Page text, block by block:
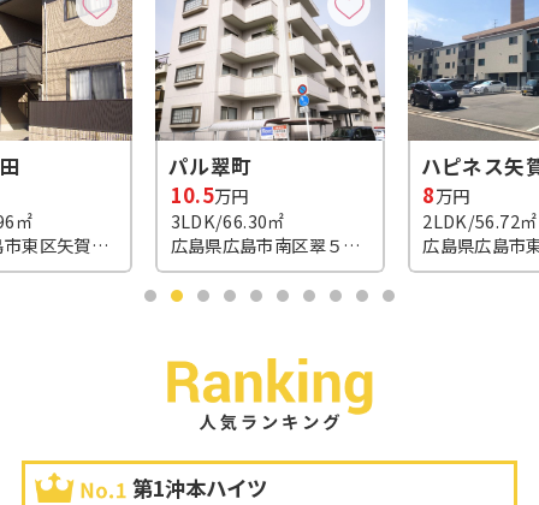
㎡
広島県広島市南区翠５丁目
ハピネス矢賀
8万円
2LDK/56.72㎡
広島県広島市東区矢賀新町２丁目3-35
タウンハウ
7.5万円
2LDK＋1S(
第1沖本ハイツ